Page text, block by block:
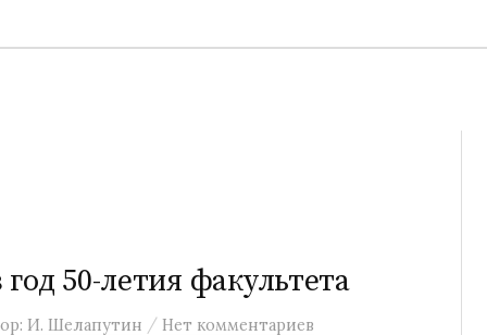
50-летия факультета
И. Шелапутин / Нет комментариев